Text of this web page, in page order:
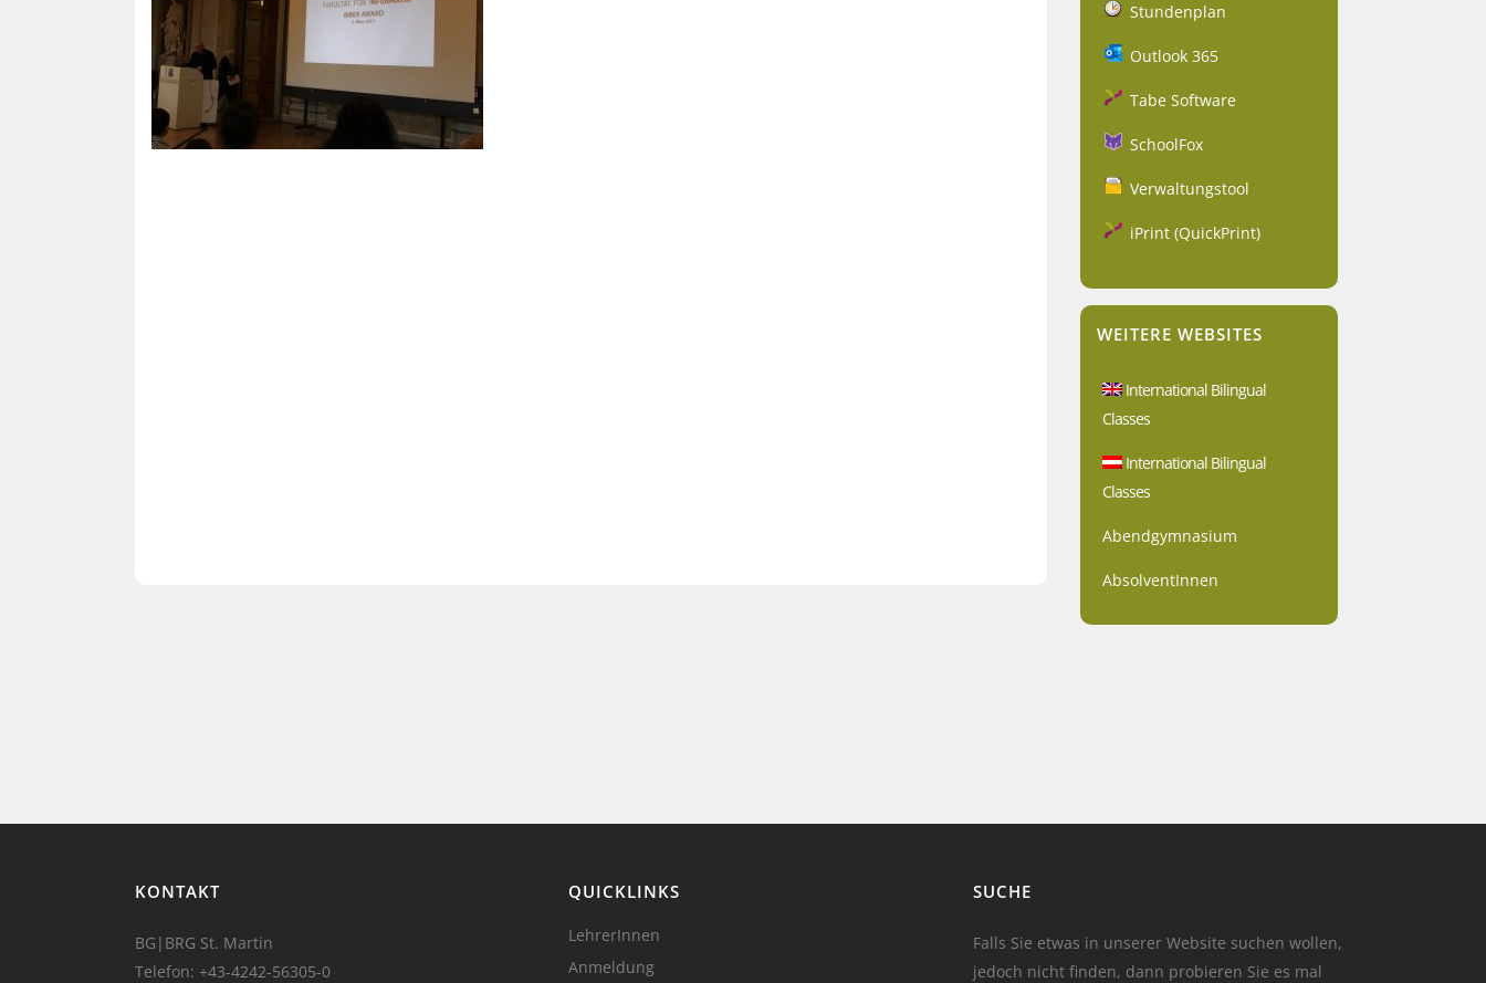
Stundenplan
Outlook 365
Tabe Software
SchoolFox
Verwaltungstool
iPrint (QuickPrint)
WEITERE WEBSITES
International Bilingual
Classes
International Bilingual
Classes
Abendgymnasium
AbsolventInnen
KONTAKT
BG|BRG St. Martin
Telefon: +43-4242-56305-0
QUICKLINKS
LehrerInnen
Anmeldung
SUCHE
Falls Sie etwas in unserer Website suchen wollen,
jedoch nicht finden, dann probieren Sie es mal